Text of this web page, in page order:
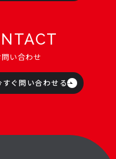
問い合わせ
すぐ問い合わせる